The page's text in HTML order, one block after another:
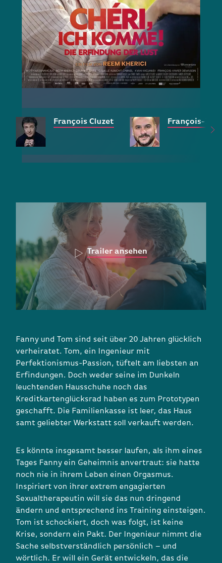
François Cluzet François-
Trailer ansehen
Fanny und Tom sind seit über 20 Jahren glücklich
verheiratet. Tom, ein Ingenieur mit
Perfektionismus-Passion, tüftelt am liebsten an
Erfindungen. Doch weder seine im Dunkeln
leuchtenden Hausschuhe noch das
Kreditkartenglücksrad haben es zum Prototypen
geschafft. Die Familienkasse ist leer, das Haus
samt geliebter Werkstatt soll verkauft werden.
Es könnte insgesamt besser laufen, als ihm eines
Tages Fanny ein Geheimnis anvertraut: sie hatte
noch nie in ihrem Leben einen Orgasmus.
Inspiriert von ihrer extrem engagierten
Sexualtherapeutin will sie das nun dringend
ändern und entsprechend ins Training einsteigen.
Tom ist schockiert, doch was folgt, ist keine
Krise, sondern ein Pakt. Der Ingenieur nimmt die
Sache selbstverständlich persönlich – und
wörtlich. Er will ein Gerät entwickeln, das die